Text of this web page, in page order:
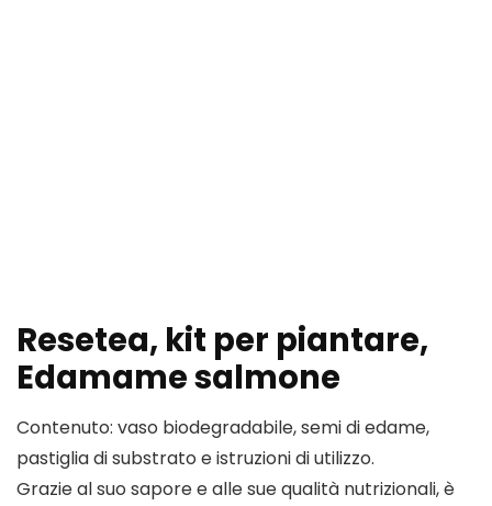
Resetea, kit per piantare,
Edamame salmone
Contenuto: vaso biodegradabile, semi di edame,
pastiglia di substrato e istruzioni di utilizzo.
Grazie al suo sapore e alle sue qualità nutrizionali, è